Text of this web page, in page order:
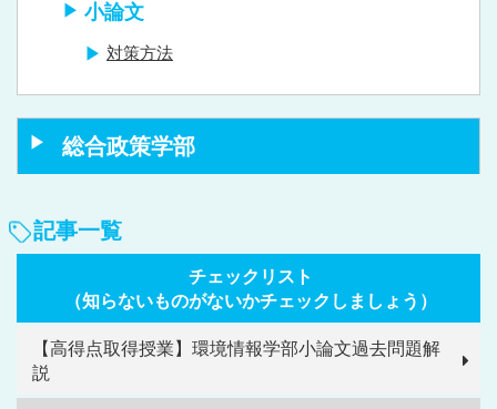
小論文
対策方法
総合政策学部
記事一覧
チェックリスト
（知らないものがないかチェックしましょう）
【高得点取得授業】環境情報学部小論文過去問題解
説